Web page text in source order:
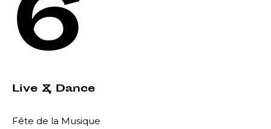
6
Live & Dance
Fête de la Musique